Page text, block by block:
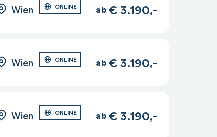
Wien ONLINE ab €3.190,-
Wien ONLINE ab €3.190,-
Wien ONLINE ab €3.190,-